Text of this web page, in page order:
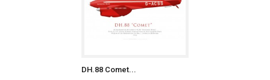
DH.88 Comet...